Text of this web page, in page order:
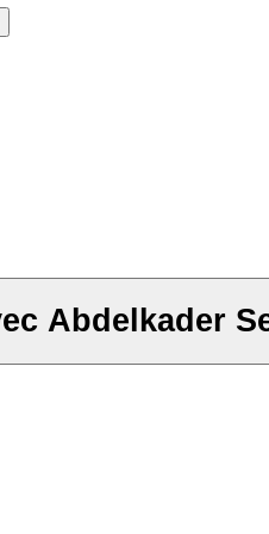
Toujours rire avec